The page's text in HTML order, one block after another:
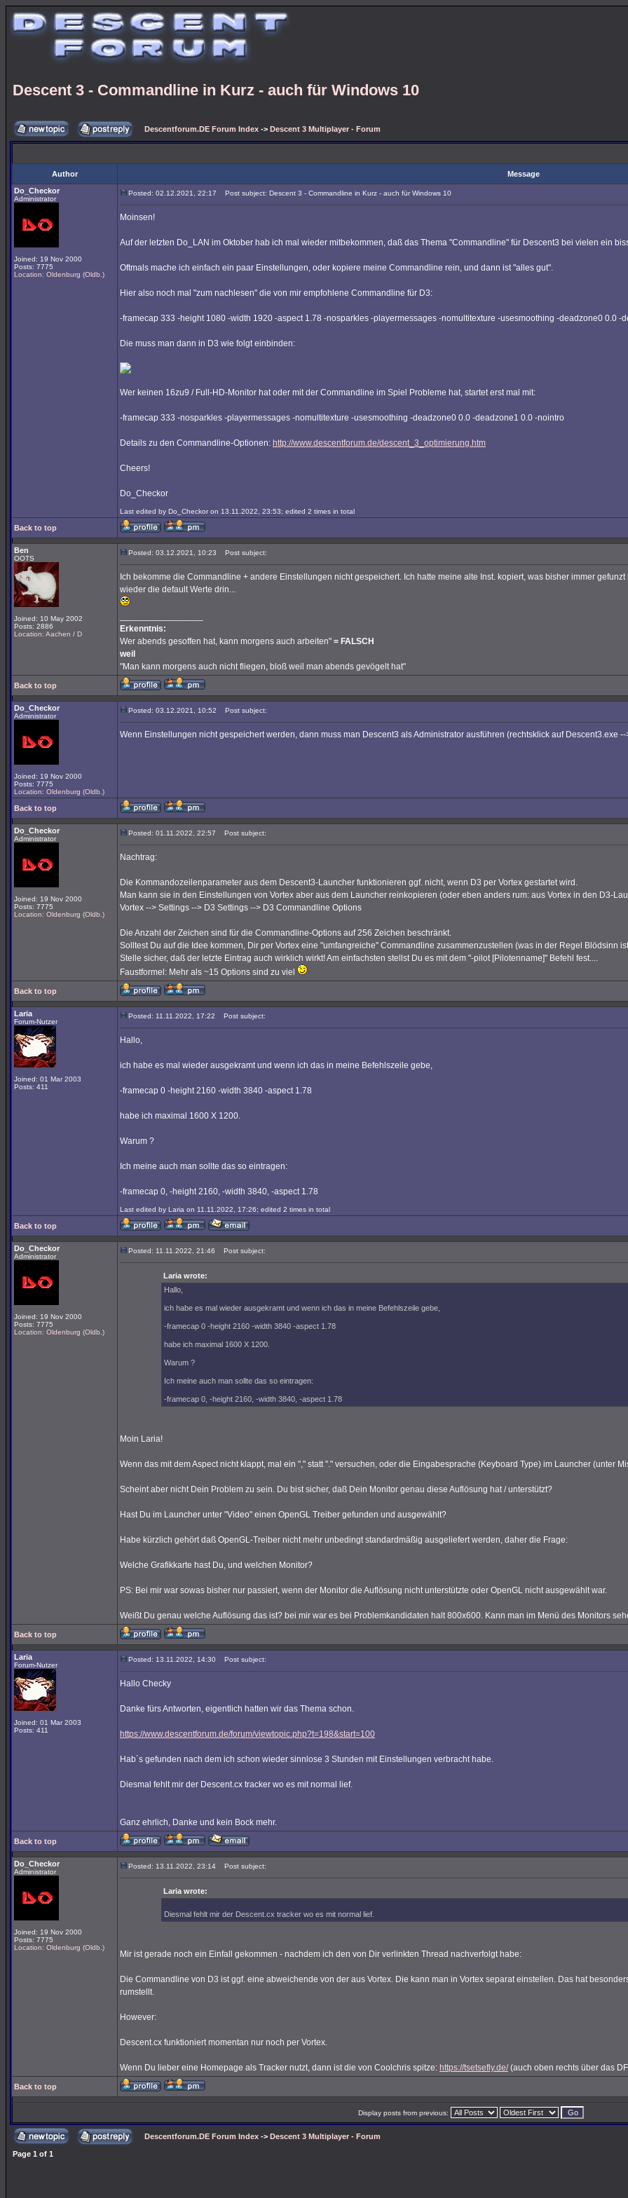
Descent 3 - Commandline in Kurz - auch für Windows 10
Descentforum.DE Forum Index -> Descent 3 Multiplayer - Forum
Author
Message
Do_Checkor
Administrator
Joined: 19 Nov 2000
Posts: 7775
Location: Oldenburg (Oldb.)
Posted: 02.12.2021, 22:17 Post subject: Descent 3 - Commandline in Kurz - auch für Windows 10
Moinsen!
Auf der letzten Do_LAN im Oktober hab ich mal wieder mitbekommen, daß das Thema "Commandline" für Descent3 bei vielen ein
Oftmals mache ich einfach ein paar Einstellungen, oder kopiere meine Commandline rein, und dann ist "alles gut".
Hier also noch mal "zum nachlesen" die von mir empfohlene Commandline für D3:
-framecap 333 -height 1080 -width 1920 -aspect 1.78 -nosparkles -playermessages -nomultitexture -usesmoothing -deadzone0 0.0 -
Die muss man dann in D3 wie folgt einbinden:
Wer keinen 16zu9 / Full-HD-Monitor hat oder mit der Commandline im Spiel Probleme hat, startet erst mal mit:
-framecap 333 -nosparkles -playermessages -nomultitexture -usesmoothing -deadzone0 0.0 -deadzone1 0.0 -nointro
Details zu den Commandline-Optionen: http://www.descentforum.de/descent_3_optimierung.htm
Cheers!
Do_Checkor
Last edited by Do_Checkor on 13.11.2022, 23:53; edited 2 times in total
Back to top
Ben
OOTS
Joined: 10 May 2002
Posts: 2886
Location: Aachen / D
Posted: 03.12.2021, 10:23 Post subject:
Ich bekomme die Commandline + andere Einstellungen nicht gespeichert. Ich hatte meine alte Inst. kopiert, was bisher immer
wieder die default Werte drin...
Erkenntnis:
Wer abends gesoffen hat, kann morgens auch arbeiten" = FALSCH
weil
"Man kann morgens auch nicht fliegen, bloß weil man abends gevögelt hat"
Back to top
Do_Checkor
Administrator
Joined: 19 Nov 2000
Posts: 7775
Location: Oldenburg (Oldb.)
Posted: 03.12.2021, 10:52 Post subject:
Wenn Einstellungen nicht gespeichert werden, dann muss man Descent3 als Administrator ausführen (rechtsklick auf Descent3.exe
Back to top
Do_Checkor
Administrator
Joined: 19 Nov 2000
Posts: 7775
Location: Oldenburg (Oldb.)
Posted: 01.11.2022, 22:57 Post subject:
Nachtrag:
Die Kommandozeilenparameter aus dem Descent3-Launcher funktionieren ggf. nicht, wenn D3 per Vortex gestartet wird.
Man kann sie in den Einstellungen von Vortex aber aus dem Launcher reinkopieren (oder eben anders rum: aus Vortex in den D3-
Vortex --> Settings --> D3 Settings --> D3 Commandline Options
Die Anzahl der Zeichen sind für die Commandline-Options auf 256 Zeichen beschränkt.
Solltest Du auf die Idee kommen, Dir per Vortex eine "umfangreiche" Commandline zusammenzustellen (was in der Regel Blödsinn
Stelle sicher, daß der letzte Eintrag auch wirklich wirkt! Am einfachsten stellst Du es mit dem "-pilot [Pilotenname]" Befehl fest....
Faustformel: Mehr als ~15 Options sind zu viel
Back to top
Laria
Forum-Nutzer
Joined: 01 Mar 2003
Posts: 411
Posted: 11.11.2022, 17:22 Post subject:
Hallo,
ich habe es mal wieder ausgekramt und wenn ich das in meine Befehlszeile gebe,
-framecap 0 -height 2160 -width 3840 -aspect 1.78
habe ich maximal 1600 X 1200.
Warum ?
Ich meine auch man sollte das so eintragen:
-framecap 0, -height 2160, -width 3840, -aspect 1.78
Last edited by Laria on 11.11.2022, 17:26; edited 2 times in total
Back to top
Do_Checkor
Administrator
Joined: 19 Nov 2000
Posts: 7775
Location: Oldenburg (Oldb.)
Posted: 11.11.2022, 21:46 Post subject:
Laria wrote:
Hallo,
ich habe es mal wieder ausgekramt und wenn ich das in meine Befehlszeile gebe,
-framecap 0 -height 2160 -width 3840 -aspect 1.78
habe ich maximal 1600 X 1200.
Warum ?
Ich meine auch man sollte das so eintragen:
-framecap 0, -height 2160, -width 3840, -aspect 1.78
Moin Laria!
Wenn das mit dem Aspect nicht klappt, mal ein "," statt "." versuchen, oder die Eingabesprache (Keyboard Type) im Launcher (unter
Scheint aber nicht Dein Problem zu sein. Du bist sicher, daß Dein Monitor genau diese Auflösung hat / unterstützt?
Hast Du im Launcher unter "Video" einen OpenGL Treiber gefunden und ausgewählt?
Habe kürzlich gehört daß OpenGL-Treiber nicht mehr unbedingt standardmäßig ausgeliefert werden, daher die Frage:
Welche Grafikkarte hast Du, und welchen Monitor?
PS: Bei mir war sowas bisher nur passiert, wenn der Monitor die Auflösung nicht unterstützte oder OpenGL nicht ausgewählt war.
Weißt Du genau welche Auflösung das ist? bei mir war es bei Problemkandidaten halt 800x600. Kann man im Menü des Monitors
Back to top
Laria
Forum-Nutzer
Joined: 01 Mar 2003
Posts: 411
Posted: 13.11.2022, 14:30 Post subject:
Hallo Checky
Danke fürs Antworten, eigentlich hatten wir das Thema schon.
https://www.descentforum.de/forum/viewtopic.php?t=198&start=100
Hab´s gefunden nach dem ich schon wieder sinnlose 3 Stunden mit Einstellungen verbracht habe.
Diesmal fehlt mir der Descent.cx tracker wo es mit normal lief.
Ganz ehrlich, Danke und kein Bock mehr.
Back to top
Do_Checkor
Administrator
Joined: 19 Nov 2000
Posts: 7775
Location: Oldenburg (Oldb.)
Posted: 13.11.2022, 23:14 Post subject:
Laria wrote:
Diesmal fehlt mir der Descent.cx tracker wo es mit normal lief.
Mir ist gerade noch ein Einfall gekommen - nachdem ich den von Dir verlinkten Thread nachverfolgt habe:
Die Commandline von D3 ist ggf. eine abweichende von der aus Vortex. Die kann man in Vortex separat einstellen. Das hat
rumstellt.
However:
Descent.cx funktioniert momentan nur noch per Vortex.
Wenn Du lieber eine Homepage als Tracker nutzt, dann ist die von Coolchris spitze: https://tsetsefly.de/(auch oben rechts über das
Back to top
Display posts from previous:
Descentforum.DE Forum Index -> Descent 3 Multiplayer - Forum
Page 1 of 1